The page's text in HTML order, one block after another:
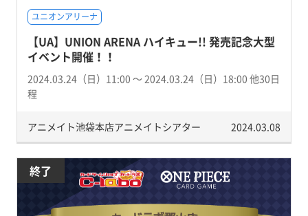
ユニオンアリーナ
【UA】UNION ARENA ハイキュー!! 発売記念大型
イベント開催！！
2024.03.24（日）11:00 〜 2024.03.24（日）18:00 他30日
程
アニメイト池袋本店アニメイトシアター 2024.03.08
終了